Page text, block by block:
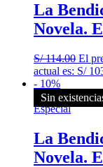
La
Novela.
S/114.00 El
actual es: S/
- 10%
La
Novela.
Sin